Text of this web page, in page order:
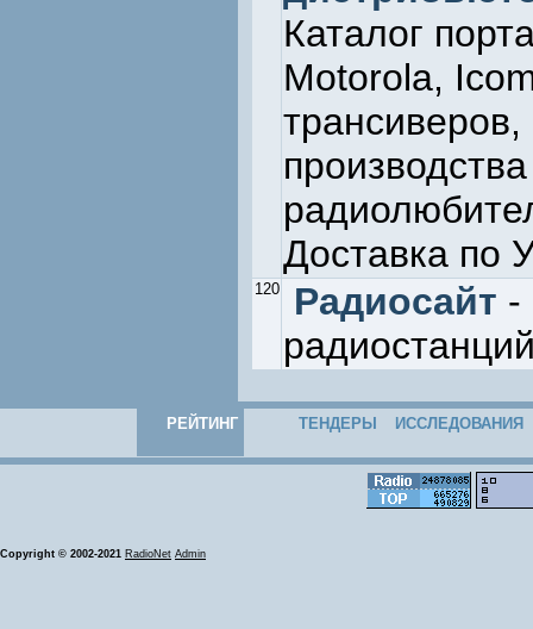
Каталог
Motorola,
Доставка по
120 Радиосайт -
РЕЙТИНГ ТЕНДЕРЫ ИССЛЕДОВАНИЯ
Copyright © 2002-2021 RadioNet Admin